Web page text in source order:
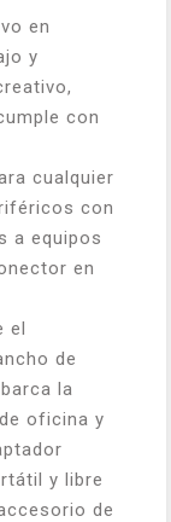
en
y
con
cualquier
con
a equipos
en
el
de
la
oficina y
y libre
de